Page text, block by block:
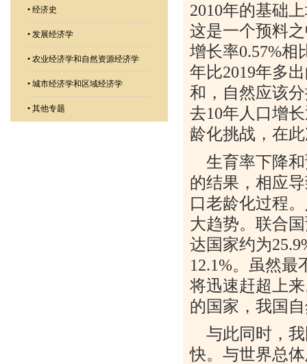
• 经济史
• 发展经济学
• 农业经济学和自然资源经济学
• 城市经济学和区域经济学
• 其他专题
2010年的基础
这是一个预料
增长率0.57%相
年比2019年多
和，自然应该
去10年人口增
龄化挑战，在
生育率下降
的结果，相应
口老龄化过程
大趋势。联合
达国家约为
12.1%。虽然最
将迅速赶超上
的国家，我国
与此同时，
快。与世界总